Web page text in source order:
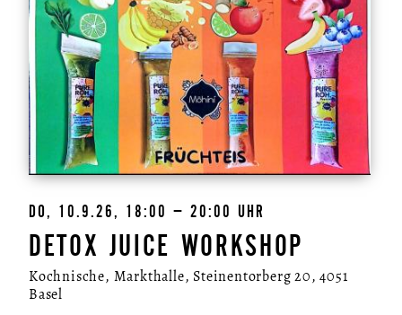
DO, 10.9.26, 18:00 – 20:00 UHR
DETOX JUICE WORKSHOP
Kochnische, Markthalle, Steinentorberg 20, 4051
Basel